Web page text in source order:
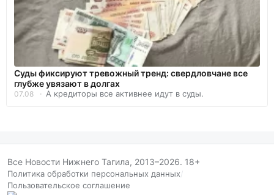
Суды фиксируют тревожный тренд: свердловчане все
глубже увязают в долгах
07.08 А кредиторы все активнее идут в суды.
Все Новости Нижнего Тагила, 2013–2026. 18+
Политика обработки персональных данных/
Пользовательское соглашение